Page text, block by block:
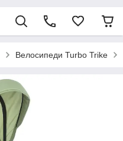
Велосипеди Turbo Trike